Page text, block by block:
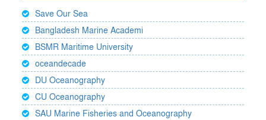
Save Our Sea
Bangladesh Marine Academi
BSMR Maritime University
oceandecade
DU Oceanography
CU Oceanography
SAU Marine Fisheries and Oceanography